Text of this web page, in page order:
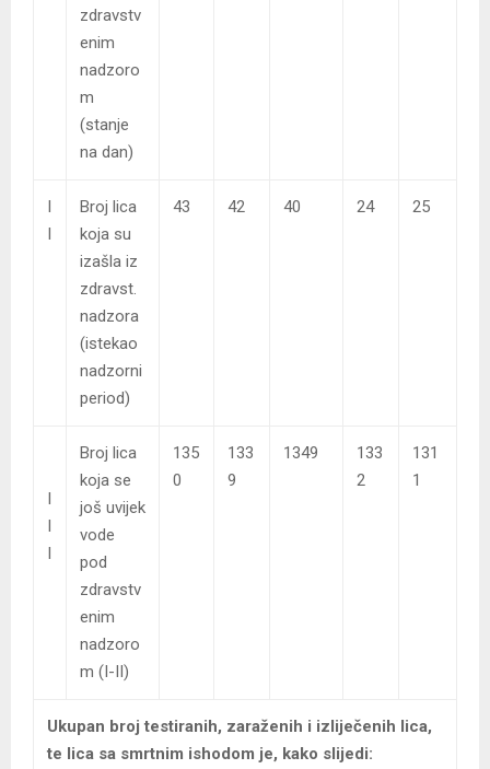
zdravstv
enim
nadzoro
m
(stanje
na dan)
I
I
Broj lica
koja su
izašla iz
zdravst.
nadzora
(istekao
nadzorni
period)
43 42 40 24 25
I
I
I
Broj lica
koja se
još uvijek
vode
pod
zdravstv
enim
nadzoro
m (I-II)
135
0
133
9
1349
133
2
131
1
Ukupan broj testiranih, zaraženih i izliječenih lica,
te lica sa smrtnim ishodom je, kako slijedi: